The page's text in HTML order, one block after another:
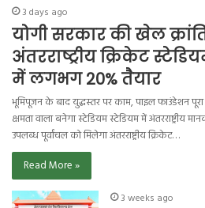
3 days ago
योगी सरकार की खेल
अंतरराष्ट्रीय क्रिकेट
में लगभग 20% तैयार
भूमिपूजन के बाद युद्धस्तर पर काम, पाइल फाउंडेशन
क्षमता वाला बनेगा स्टेडियम स्टेडियम में अंतरराष्ट्रीय
उपलब्ध पूर्वांचल को मिलेगा अंतरराष्ट्रीय क्रिकेट…
Read More »
3 weeks ago